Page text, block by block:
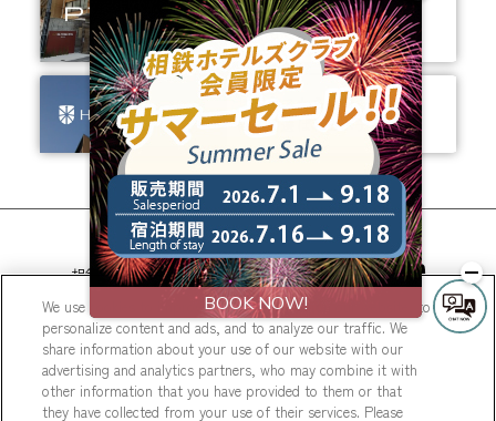
ありそうでなかった、
ちょっと新しいカタチ。
ビジネスからレジャーまで、
幅広く選ばれるホテルへ。
相鉄ホテルズ 公式SNS
© Sotetsu Hotel Management CO., LTD.
We use cookies to improve your experience on our website, to
personalize content and ads, and to analyze our traffic. We
share information about your use of our website with our
advertising and analytics partners, who may combine it with
other information that you have provided to them or that
they have collected from your use of their services. Please